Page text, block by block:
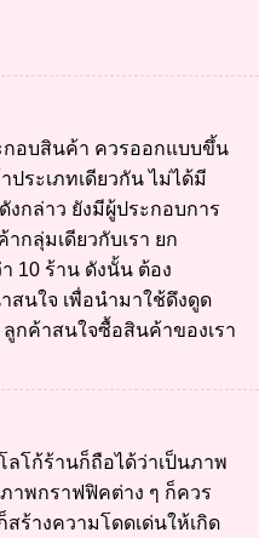
อบสินค้า ควรออกแบบขึ้น
ระเภทเดียวกัน ไม่ได้มี
งกล่าว ยังมีผู้ประกอบการ
กลุ่มเดียวกับเรา ยก
10 ร้าน ดังนั้น ต้อง
นใจ เพื่อนำมาใช้ดึงดูด
กค้าสนใจซื้อสินค้าของเรา
โก้ร้านก็ถือได้ว่าเป็นภาพ
าพกราฟฟิคต่าง ๆ ก็ควร
ร้างความโดดเด่นให้เกิด